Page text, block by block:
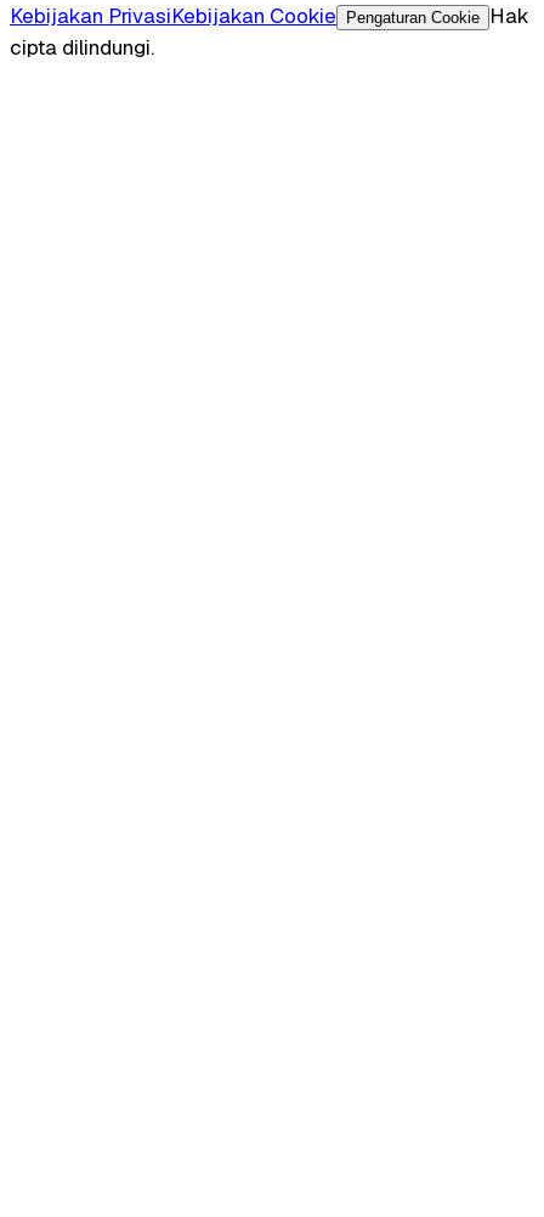
Kebijakan PrivasiKebijakan Cookie Pengaturan Cookie
Hak
cipta dilindungi.